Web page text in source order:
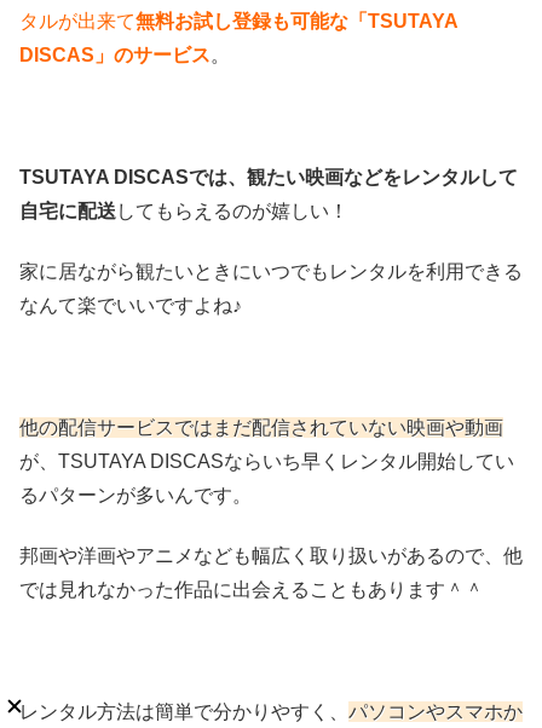
タルが出来て無料お試し登録も可能な 「TSUTAYA
DISCAS」のサービス。
TSUTAYA DISCASでは、観たい映画などをレンタルして
自宅に配送 してもらえるのが嬉しい！
家に居ながら観たいときにいつでもレンタルを利用できる
なんて楽でいいですよね♪
他の配信サービスではまだ配信されていない映画や動画
が、TSUTAYA DISCASならいち早くレンタル開始してい
るパターンが多いんです。
邦画や洋画やアニメなども幅広く取り扱いがあるので、他
では見れなかった作品に出会えることもあります＾＾
レンタル方法は簡単で分かりやすく、 パソコンやスマホか